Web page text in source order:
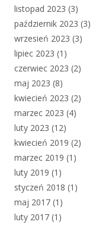
listopad 2023 (3)
październik 2023 (3)
wrzesień 2023 (3)
lipiec 2023 (1)
czerwiec 2023 (2)
maj 2023 (8)
kwiecień 2023 (2)
marzec 2023 (4)
luty 2023 (12)
kwiecień 2019 (2)
marzec 2019 (1)
luty 2019 (1)
styczeń 2018 (1)
maj 2017 (1)
luty 2017 (1)